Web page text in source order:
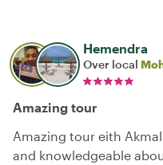
Hemendra
Over local
Amazing tour
Amazing tour eith
and knowledgeable